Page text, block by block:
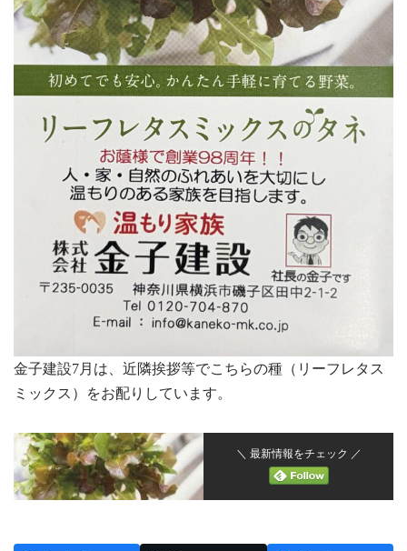
金子建設7月は、近隣挨拶等でこちらの種（リーフレタス
ミックス）をお配りしています。
＼ 最新情報をチェック ／